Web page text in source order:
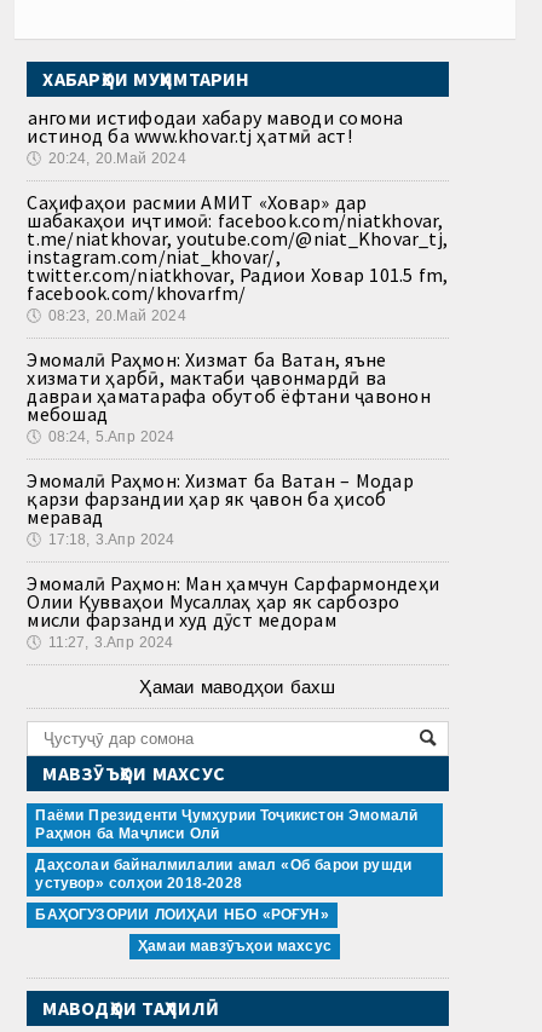
ХАБАРҲОИ МУҲИМТАРИН
Ҳангоми истифодаи хабару маводи сомона
истинод ба www.khovar.tj ҳатмӣ аст!
🕔 20:24, 20.Май 2024
Саҳифаҳои расмии АМИТ «Ховар» дар
шабакаҳои иҷтимоӣ: facebook.com/niatkhovar,
t.me/niatkhovar, youtube.com/@niat_Khovar_tj,
instagram.com/niat_khovar/,
twitter.com/niatkhovar, Радиои Ховар 101.5 fm,
facebook.com/khovarfm/
🕔 08:23, 20.Май 2024
Эмомалӣ Раҳмон: Хизмат ба Ватан, яъне
хизмати ҳарбӣ, мактаби ҷавонмардӣ ва
давраи ҳаматарафа обутоб ёфтани ҷавонон
мебошад
🕔 08:24, 5.Апр 2024
Эмомалӣ Раҳмон: Хизмат ба Ватан – Модар
қарзи фарзандии ҳар як ҷавон ба ҳисоб
меравад
🕔 17:18, 3.Апр 2024
Эмомалӣ Раҳмон: Ман ҳамчун Сарфармондеҳи
Олии Қувваҳои Мусаллаҳ ҳар як сарбозро
мисли фарзанди худ дӯст медорам
🕔 11:27, 3.Апр 2024
Ҳамаи маводҳои бахш
МАВЗӮЪҲОИ МАХСУС
Паёми Президенти Ҷумҳурии Тоҷикистон Эмомалӣ
Раҳмон ба Маҷлиси Олӣ
Даҳсолаи байналмилалии амал «Об барои рушди
устувор» солҳои 2018-2028
БАҲОГУЗОРИИ ЛОИҲАИ НБО «РОҒУН»
Ҳамаи мавзӯъҳои махсус
МАВОДҲОИ ТАҲЛИЛӢ